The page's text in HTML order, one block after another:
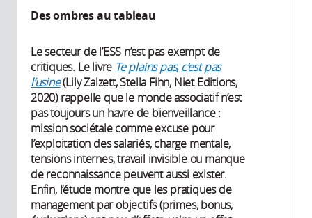
Des ombres au tableau
Le secteur de l’ESS n’est pas exempt de
critiques. Le livre Te plains pas, c’est pas
l’usine(Lily Zalzett, Stella Fihn, Niet Editions,
2020) rappelle que le monde associatif n’est
pas toujours un havre de bienveillance :
mission sociétale comme excuse pour
l’exploitation des salariés, charge mentale,
tensions internes, travail invisible ou manque
de reconnaissance peuvent aussi exister.
Enfin, l’étude montre que les pratiques de
management par objectifs (primes, bonus,